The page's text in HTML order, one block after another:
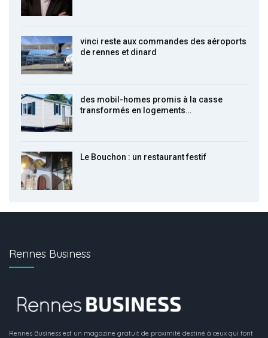
vinci reste aux commandes des aéroports
de rennes et dinard
des mobil-homes promis à la casse
transformés en logements…
Le Bouchon : un restaurant festif
Rennes Business
Rennes Business est un magazine gratuit de proximité destiné à ceux qui font